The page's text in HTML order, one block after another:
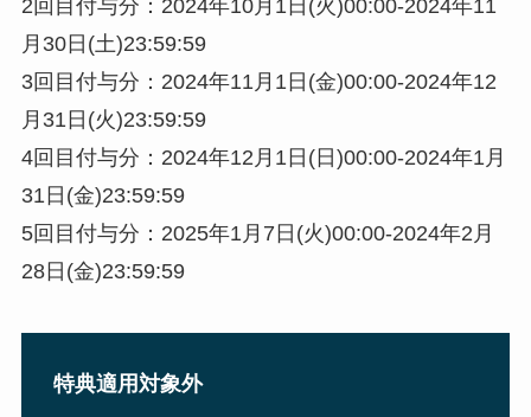
2回目付与分：2024年10月1日(火)00:00-2024年11
月30日(土)23:59:59
3回目付与分：2024年11月1日(金)00:00-2024年12
月31日(火)23:59:59
4回目付与分：2024年12月1日(日)00:00-2024年1月
31日(金)23:59:59
5回目付与分：2025年1月7日(火)00:00-2024年2月
28日(金)23:59:59
特典適用対象外